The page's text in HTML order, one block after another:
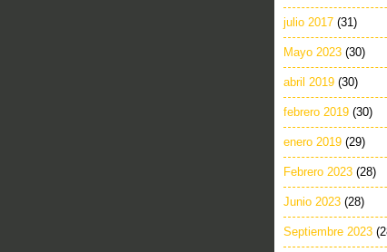
julio 2017 (31)
Mayo 2023 (30)
abril 2019 (30)
febrero 2019 (30)
enero 2019 (29)
Febrero 2023 (28)
Junio 2023 (28)
Septiembre 2023